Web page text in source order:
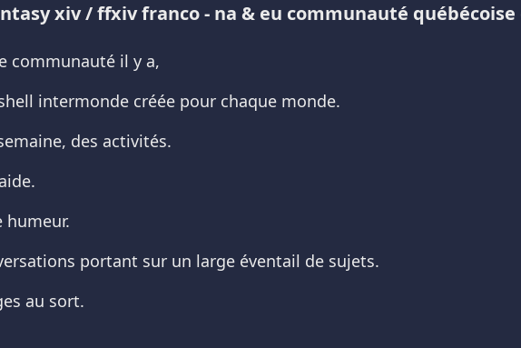
xiv / ffxiv franco - na & eu communauté
communauté il y a,
intermonde créée pour chaque monde.
des activités.
humeur.
portant sur un large éventail de sujets.
au sort.